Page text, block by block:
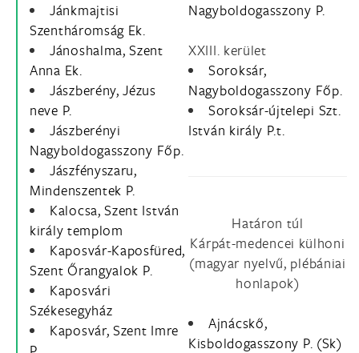
Jánkmajtisi
Szentháromság Ek.
Jánoshalma, Szent
Anna Ek.
Jászberény, Jézus
neve P.
Jászberényi
Nagyboldogasszony Főp.
Jászfényszaru,
Mindenszentek P.
Kalocsa, Szent István
király templom
Kaposvár-Kaposfüred,
Szent Őrangyalok P.
Kaposvári
Székesegyház
Kaposvár, Szent Imre
Nagyboldogasszony P.
XXIII. kerület
Soroksár,
Nagyboldogasszony Főp.
Soroksár-újtelepi Szt.
István király P.t.
Határon túl
Kárpát-medencei külhoni
(magyar nyelvű, plébániai
honlapok)
Ajnácskő,
Kisboldogasszony P. (Sk)